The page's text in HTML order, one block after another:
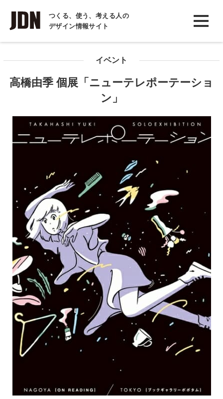
つくる、使う、考える人の
デザイン情報サイト
INTERVIEW
インタビュー
イベント
高橋由季 個展「ニューテレポーテーショ
ン」